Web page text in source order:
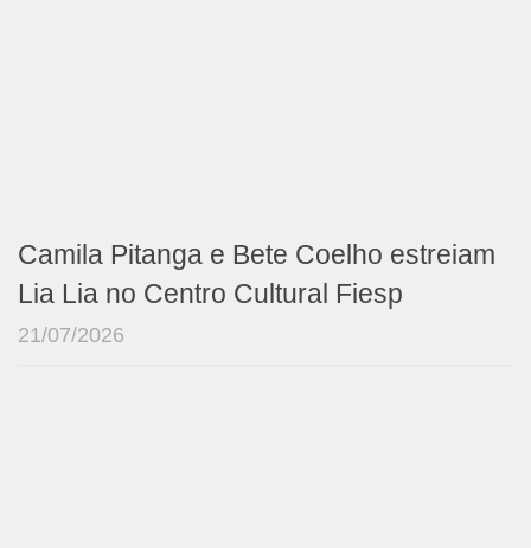
Camila Pitanga e Bete Coelho estreiam
Lia Lia no Centro Cultural Fiesp
21/07/2026